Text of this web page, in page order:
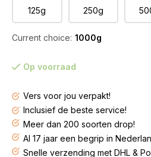
125g 250g
Current choice: 1000g
Op voorraad
Vers voor jou verpakt!
Inclusief de beste service!
Meer dan 200 soorten drop!
Al 17 jaar een begrip in
Snelle verzending met DHL &